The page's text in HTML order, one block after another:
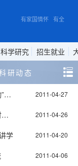
OF FOREIGN
有家国情怀 有全球视
科学研究 招生就业
研动态
李光华博士作“般若学佛经翻译与玄学之互动”学术讲座 2011-04-27
第二届“俄语教学法研究与教材建设学术研讨会”在北京举行 2011-04-26
学 2011-04-20
2011-04-06